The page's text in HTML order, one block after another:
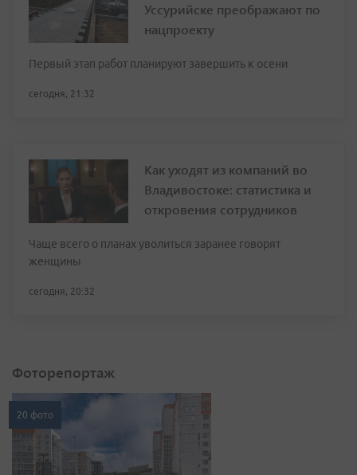
Уссурийске преображают по
нацпроекту
Первый этап работ планируют завершить к осени
сегодня, 21:32
Как уходят из компаний во
Владивостоке: статистика и
откровения сотрудников
Чаще всего о планах уволиться заранее говорят
женщины
сегодня, 20:32
Фоторепортаж
20 фото